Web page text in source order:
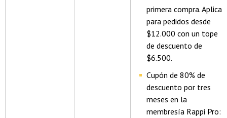
primera compra. Aplica
para pedidos desde
$12.000 con un tope
de descuento de
$6.500.
Cupón de 80% de
descuento por tres
meses en la
membresía Rappi Pro: